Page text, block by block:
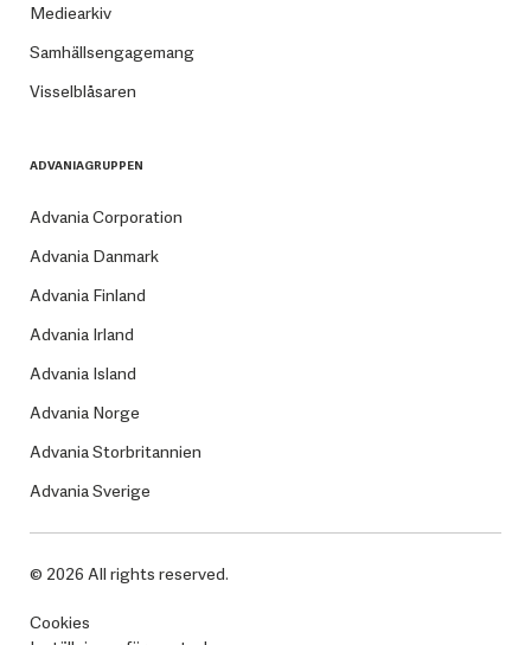
Mediearkiv
Samhällsengagemang
Visselblåsaren
ADVANIAGRUPPEN
Advania Corporation
Advania Danmark
Advania Finland
Advania Irland
Advania Island
Advania Norge
Advania Storbritannien
Advania Sverige
© 2026 All rights reserved.
Cookies